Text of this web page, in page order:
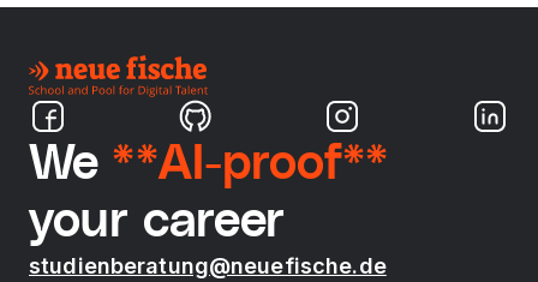
We **AI-proof**
your career
studienberatung@neuefische.de